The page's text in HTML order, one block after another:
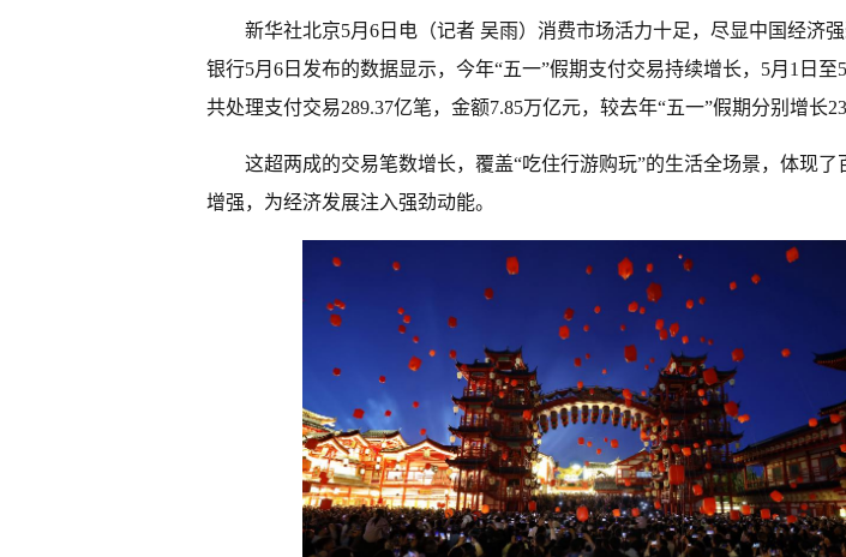
新华社北京5月6日电（记者 吴雨）消费市场活力十足，尽显中国经济
银行5月6日发布的数据显示，今年“五一”假期支付交易持续增长，5月1日至
共处理支付交易289.37亿笔，金额7.85万亿元，较去年“五一”假期分别增长
这超两成的交易笔数增长，覆盖“吃住行游购玩”的生活全场景，体现了
增强，为经济发展注入强劲动能。